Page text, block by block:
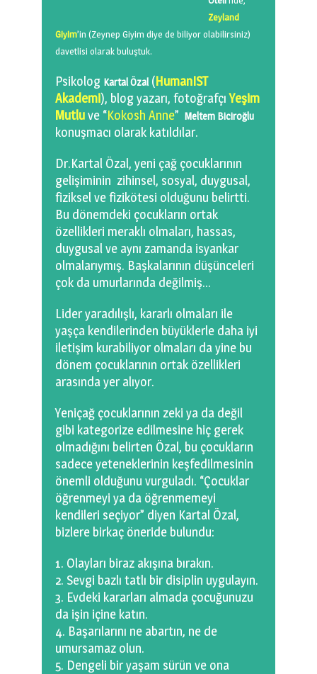
0 km.Bızdıklar Yazılarım
Filmlerimiz
Hadi Bize Yazın
Zeyland
Giyim’in (Zeynep Giyim diye de biliyor olabilirsiniz)
davetlisi olarak buluştuk.
Psikolog Kartal Özal (HumanIST
Akademi), blog yazarı, fotoğrafçıYeşim
Mutluve “Kokosh Anne” Meltem Biciroğlu
konuşmacı olarak katıldılar.
Dr.Kartal Özal, yeni çağ çocuklarının
gelişiminin zihinsel, sosyal, duygusal,
fiziksel ve fizikötesi olduğunu belirtti.
Bu dönemdeki çocukların ortak
özellikleri meraklı olmaları, hassas,
duygusal ve aynı zamanda isyankar
olmalarıymış. Başkalarının düşünceleri
çok da umurlarında değilmiş…
Lider yaradılışlı, kararlı olmaları ile
yaşça kendilerinden büyüklerle daha iyi
iletişim kurabiliyor olmaları da yine bu
dönem çocuklarının ortak özellikleri
arasında yer alıyor.
Yeniçağ çocuklarının zeki ya da değil
gibi kategorize edilmesine hiç gerek
olmadığını belirten Özal, bu çocukların
sadece yeteneklerinin keşfedilmesinin
önemli olduğunu vurguladı. “Çocuklar
öğrenmeyi ya da öğrenmemeyi
kendileri seçiyor” diyen Kartal Özal,
bizlere birkaç öneride bulundu:
Olayları biraz akışına bırakın.
Sevgi bazlı tatlı bir disiplin uygulayın.
Evdeki kararları almada çocuğunuzu
da işin içine katın.
Başarılarını ne abartın, ne de
umursamaz olun.
Dengeli bir yaşam sürün ve ona